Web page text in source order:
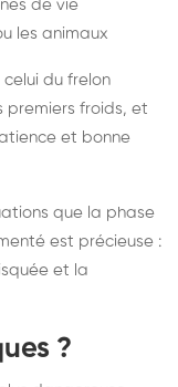
de vie
les animaux
du frelon
premiers froids, et
et bonne
que la phase
est précieuse :
et la
?